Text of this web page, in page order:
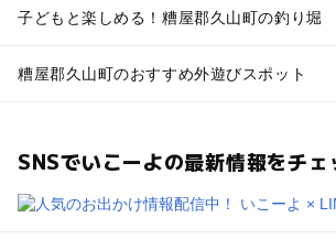
子どもと楽しめる！糟屋郡久山町の釣り堀
糟屋郡久山町のおすすめ外遊びスポット
SNSでいこーよの最新情報をチェ